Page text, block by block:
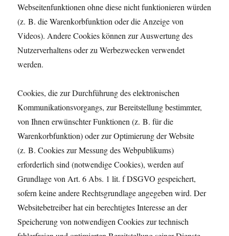
Webseitenfunktionen ohne diese nicht funktionieren würden
(z. B. die Warenkorbfunktion oder die Anzeige von
Videos). Andere Cookies können zur Auswertung des
Nutzerverhaltens oder zu Werbezwecken verwendet
werden.
Cookies, die zur Durchführung des elektronischen
Kommunikationsvorgangs, zur Bereitstellung bestimmter,
von Ihnen erwünschter Funktionen (z. B. für die
Warenkorbfunktion) oder zur Optimierung der Website
(z. B. Cookies zur Messung des Webpublikums)
erforderlich sind (notwendige Cookies), werden auf
Grundlage von Art. 6 Abs. 1 lit. f DSGVO gespeichert,
sofern keine andere Rechtsgrundlage angegeben wird. Der
Websitebetreiber hat ein berechtigtes Interesse an der
Speicherung von notwendigen Cookies zur technisch